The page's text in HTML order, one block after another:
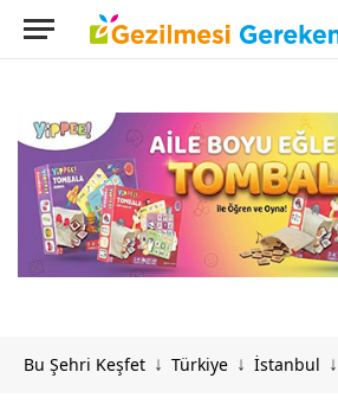
Bu Şehri Keşfet ↓ Türkiye ↓ İstanbul ↓